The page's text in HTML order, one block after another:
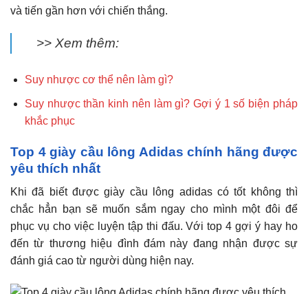
và tiến gần hơn với chiến thắng.
>> Xem thêm:
Suy nhược cơ thể nên làm gì?
Suy nhược thần kinh nên làm gì? Gợi ý 1 số biện pháp
khắc phục
Top 4 giày cầu lông Adidas chính hãng được
yêu thích nhất
Khi đã biết được giày cầu lông adidas có tốt không thì
chắc hẳn bạn sẽ muốn sắm ngay cho mình một đôi để
phục vụ cho việc luyện tập thi đấu. Với top 4 gợi ý hay ho
đến từ thương hiệu đình đám này đang nhận được sự
đánh giá cao từ người dùng hiện nay.